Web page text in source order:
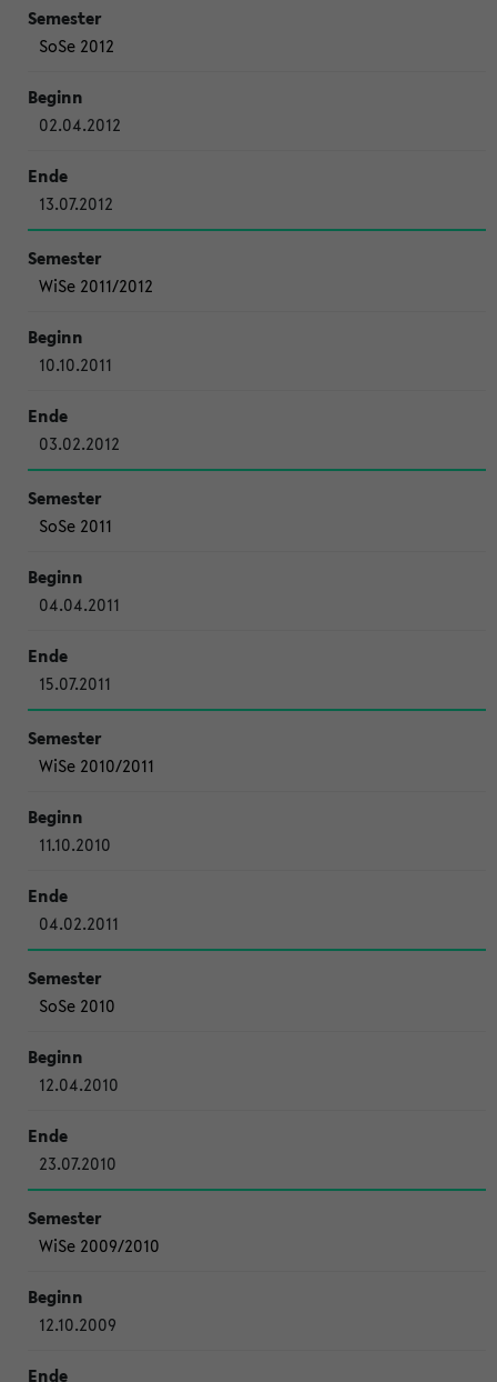
SoSe 2012
02.04.2012
13.07.2012
WiSe 2011/2012
10.10.2011
03.02.2012
SoSe 2011
04.04.2011
15.07.2011
WiSe 2010/2011
11.10.2010
04.02.2011
SoSe 2010
12.04.2010
23.07.2010
WiSe 2009/2010
12.10.2009